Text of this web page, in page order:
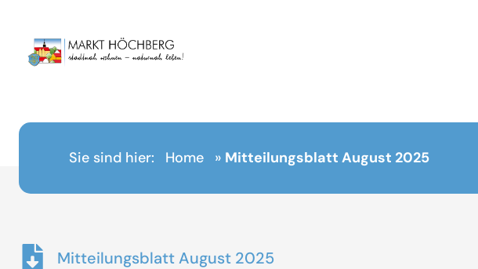
Sie sind hier: Home » Mitteilungsblatt August 2025
Mitteilungsblatt August 2025